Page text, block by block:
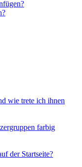
wie trete ich ihnen
farbig
der Startseite?